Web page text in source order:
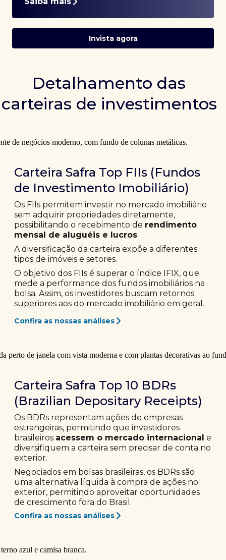
Invista agora
Detalhamento das
carteiras de investimentos
Carteira Safra Top FIIs (Fundos
de Investimento Imobiliário)
Os FIIs permitem investir no mercado imobiliário
sem adquirir propriedades diretamente,
possibilitando o recebimento de rendimento
mensal de aluguéis e lucros.
A diversificação da carteira expõe a diferentes
tipos de imóveis e setores.
O objetivo dos FIIs é superar o índice IFIX, que
mede a performance dos fundos imobiliários na
bolsa. Assim, os investidores buscam retornos
superiores aos do mercado imobiliário em geral.
Confira as nossas análises
Carteira Safra Top 10 BDRs
(Brazilian Depositary Receipts)
Os BDRs representam ações de empresas
estrangeiras, permitindo que investidores
brasileiros acessem o mercado internacional e
diversifiquem a carteira sem precisar de conta no
exterior.
Negociados em bolsas brasileiras, os BDRs são
uma alternativa líquida à compra de ações no
exterior, permitindo aproveitar oportunidades
de crescimento fora do Brasil.
Confira as nossas análises